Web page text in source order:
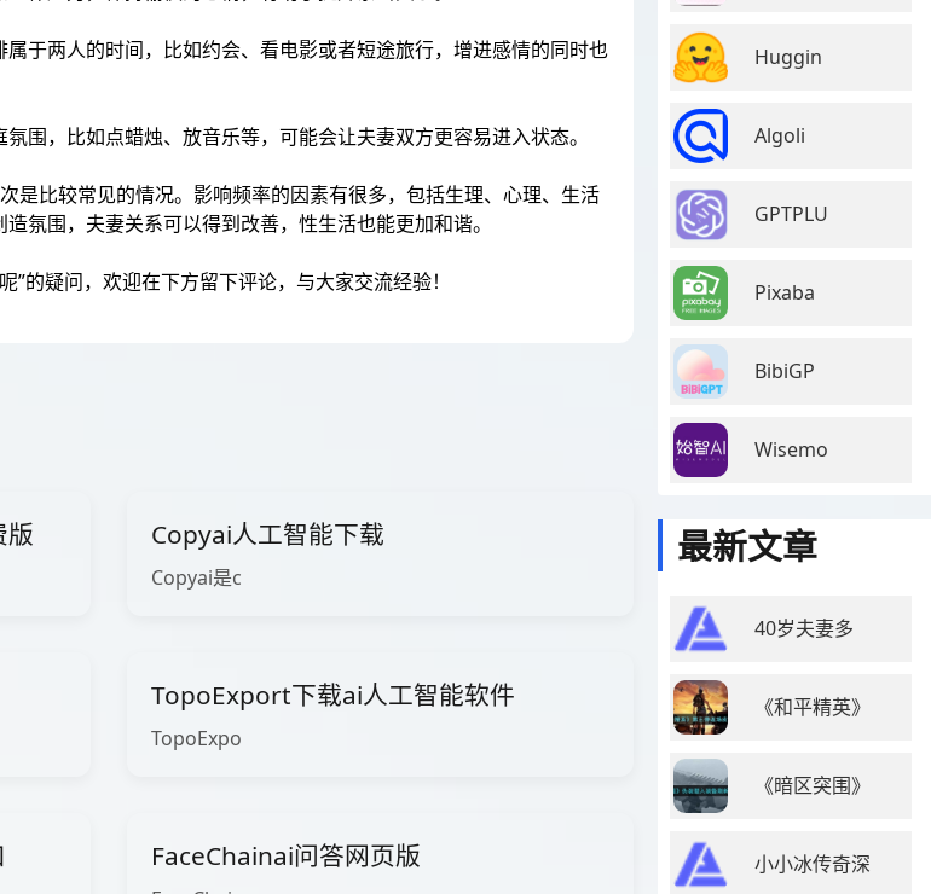
于两人的时间，比如约会、看电影或者短途旅行，增进感情的同时也
围，比如点蜡烛、放音乐等，可能会让夫妻双方更容易进入状态。
是比较常见的情况。影响频率的因素有很多，包括生理、心理、生活
氛围，夫妻关系可以得到改善，性生活也能更加和谐。
的疑问，欢迎在下方留下评论，与大家交流经验！
版 Copyai人工智能下载
Copyai是c
TopoExport下载ai人工智能软件
TopoExpo
FaceChainai问答网页版
Huggin
Algoli
GPTPLU
Pixaba
BibiGP
Wisemo
最新文章
40岁夫妻多
《和平精英》
《暗区突围》
小小冰传奇深